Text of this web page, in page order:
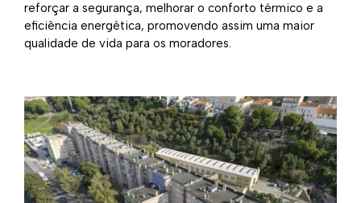
reforçar a segurança, melhorar o conforto térmico e a
eficiência energética, promovendo assim uma maior
qualidade de vida para os moradores.